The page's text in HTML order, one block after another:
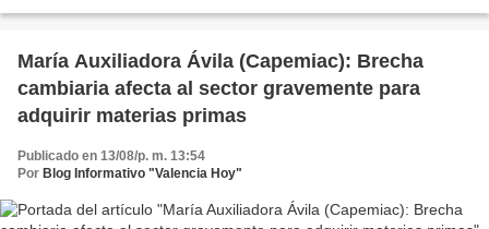
María Auxiliadora Ávila (Capemiac): Brecha
cambiaria afecta al sector gravemente para
adquirir materias primas
Publicado en 13/08/p. m. 13:54
Por Blog Informativo "Valencia Hoy"